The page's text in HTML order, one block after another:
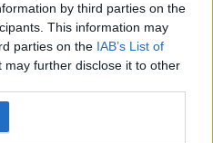
by third parties on the
This information may
parties on the IAB’s List of
may further disclose it to other